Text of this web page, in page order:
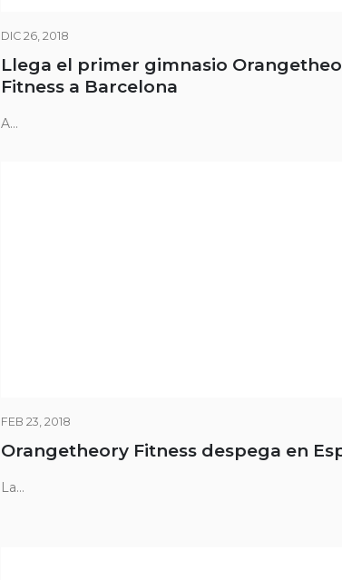
DIC 26, 2018
Llega el primer gimnasio
Fitness a Barcelona
A...
FEB 23, 2018
Orangetheory Fitness despega en
La...